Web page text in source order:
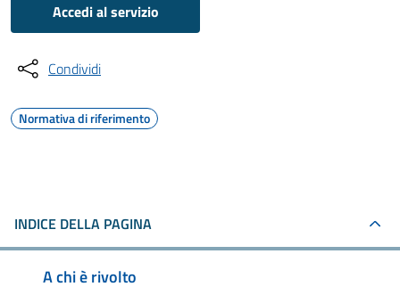
Accedi al servizio
Condividi
Normativa di riferimento
INDICE DELLA PAGINA
A chi è rivolto